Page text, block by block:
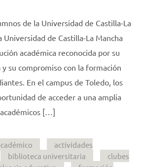
de la Universidad de Castilla-La
Universidad de Castilla-La Mancha
académica reconocida por su
su compromiso con la formación
En el campus de Toledo, los
de acceder a una amplia
[…]
actividades
biblioteca universitaria
clubes